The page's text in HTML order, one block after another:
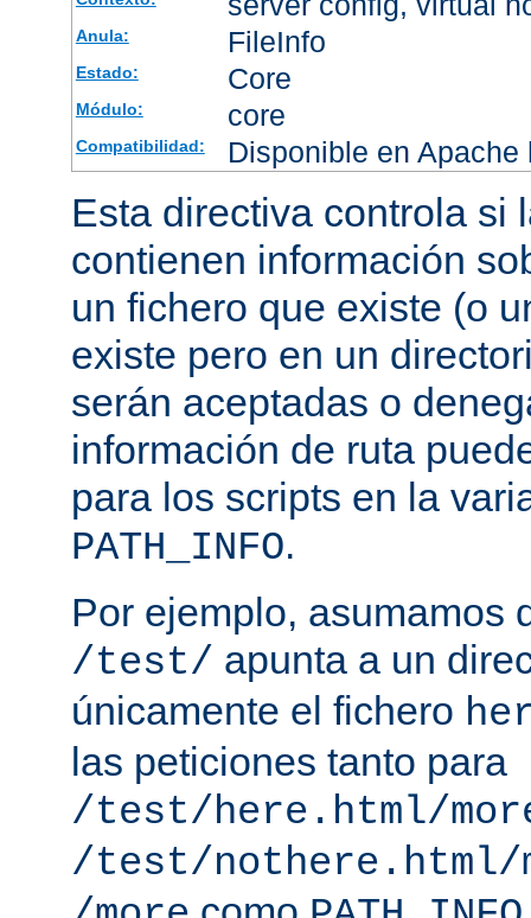
Anula: FileInfo
Estado: Core
Módulo: core
Compatibilidad: Disponible en
Esta directiva controla si
contienen información
un fichero que existe (o
existe pero en un
serán aceptadas o
información de ruta
para los scripts en la
PATH_INFO.
Por ejemplo, asumamos
/test/ apunta a un
únicamente el fichero
las peticiones tanto para
/test/here.html/
/test/nothere.html/